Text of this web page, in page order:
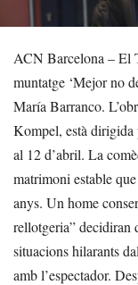
ACN Barcelona – El
muntatge ‘Mejor no
María Barranco.
Kompel, està
al 12 d’abril. La
matrimoni estable
anys. Un home
rellotgeria” decidiran
situacions hilarants
amb l’espectador.